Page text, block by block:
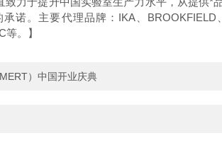
承诺。主要代理品牌： IKA BROOKFIELD
等。】
）中国开业庆典